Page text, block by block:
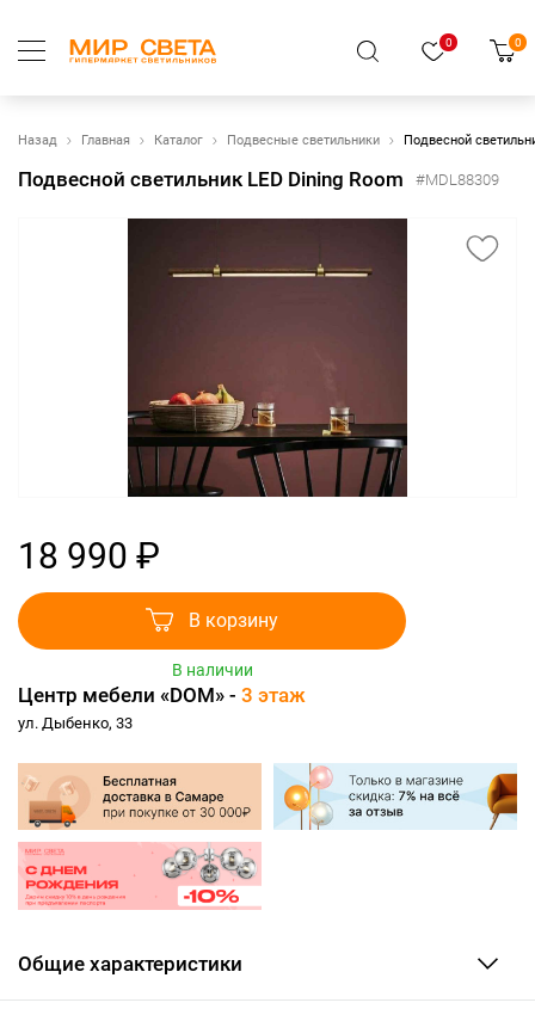
0 0
Назад Главная Каталог Подвесные светильники Подвесной
Подвесной светильник LED Dining Room #MDL88309
18 990 ₽
В корзину
В наличии
Центр мебели «DOM» - 3 этаж
ул. Дыбенко, 33
Общие характеристики